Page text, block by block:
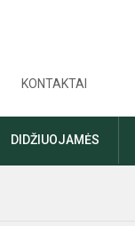
KONTAKTAI
DIDŽIUOJAMĖS